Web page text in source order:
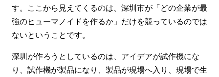
す。ここから見えてくるのは、深圳市が「どの企業が最
強のヒューマノイドを作るか」だけを競っているのでは
ないということです。
深圳が作ろうとしているのは、アイデアが試作機にな
り、試作機が製品になり、製品が現場へ入り、現場で生